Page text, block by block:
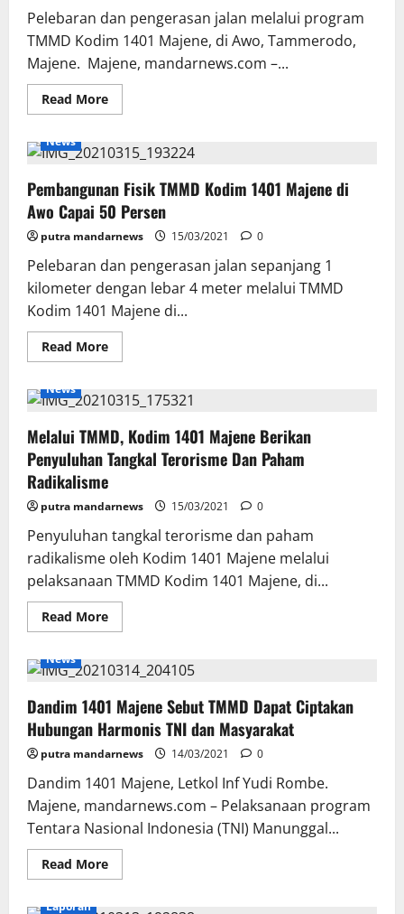
Diperlihatkan
Pelebaran dan pengerasan jalan melalui program
TMMD Kodim 1401 Majene, di Awo, Tammerodo,
Majene. Majene, mandarnews.com –...
Read MoreRead
more
Target,
Pelaksanaan
Kodim
1401
Majene
Dioptimalkan
News
Pembangunan Fisik TMMD Kodim 1401 Majene di
Awo Capai 50 Persen
putra mandarnews 15/03/2021 0
Pelebaran dan pengerasan jalan sepanjang 1
kilometer dengan lebar 4 meter melalui TMMD
Kodim 1401 Majene di...
Read MoreRead
more
Fisik
TMMD
1401
Majene
di
Awo
Capai
Persen
News
Melalui TMMD, Kodim 1401 Majene Berikan
Penyuluhan Tangkal Terorisme Dan Paham
Radikalisme
putra mandarnews 15/03/2021 0
Penyuluhan tangkal terorisme dan paham
radikalisme oleh Kodim 1401 Majene melalui
pelaksanaan TMMD Kodim 1401 Majene, di...
Read MoreRead
more
TMMD,
Kodim
Majene
Berikan
Penyuluhan
Tangkal
Terorisme
Paham
Radikalisme
News
Dandim 1401 Majene Sebut TMMD Dapat Ciptakan
Hubungan Harmonis TNI dan Masyarakat
putra mandarnews 14/03/2021 0
Dandim 1401 Majene, Letkol Inf Yudi Rombe.
Majene, mandarnews.com – Pelaksanaan program
Tentara Nasional Indonesia (TNI) Manunggal...
Read MoreRead
more
Laporan